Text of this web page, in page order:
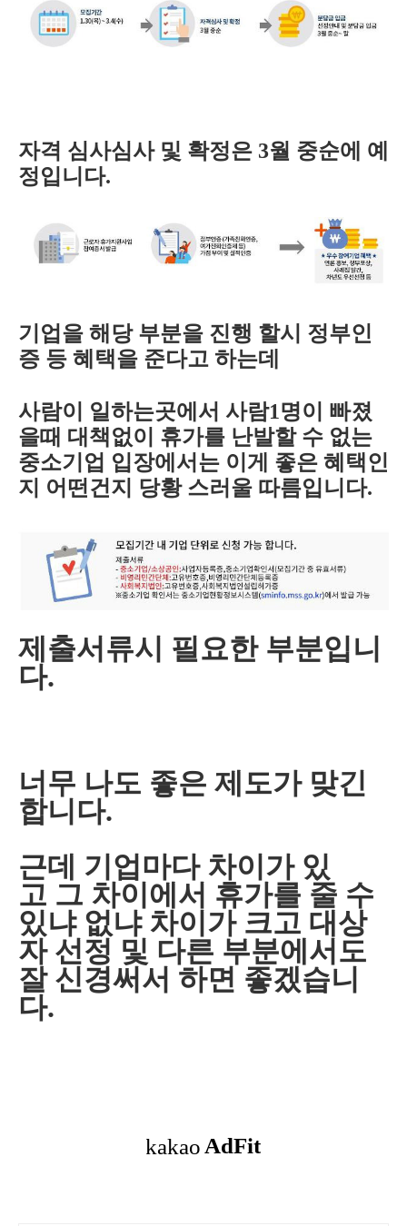
자격 심사심사 및 확정은 3월 중순에 예
정입니다.
기업을 해당 부분을 진행 할시 정부인
증 등 혜택을 준다고 하는데
사람이 일하는곳에서 사람1명이 빠졌
을때 대책없이 휴가를 난발할 수 없는
중소기업 입장에서는 이게 좋은 혜택인
지 어떤건지 당황 스러울 따름입니다.
제출서류시 필요한 부분입니
다.
너무 나도 좋은 제도가 맞긴
합니다.
근데 기업마다 차이가 있
고 그 차이에서 휴가를 줄 수
있냐 없냐 차이가 크고 대상
자 선정 및 다른 부분에서도
잘 신경써서 하면 좋겠습니
다.